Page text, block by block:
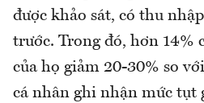
được khảo sát, có thu
trước. Trong đó, hơn 14%
của họ giảm 20-30% so
cá nhân ghi nhận mức tụt